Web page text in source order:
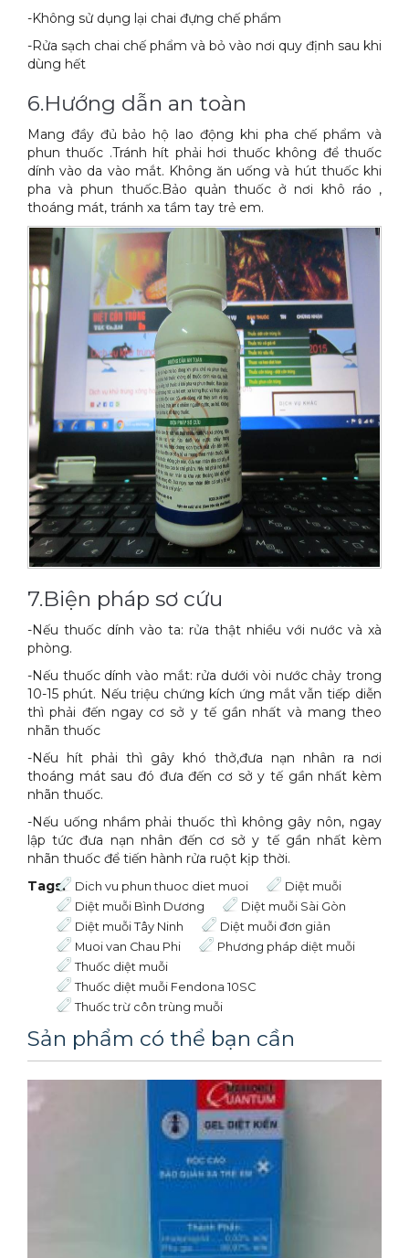
-Không sử dụng lại chai đựng chế phẩm
-Rửa sạch chai chế phẩm và bỏ vào nơi quy định sau khi
dùng hết
6.Hướng dẫn an toàn
Mang đầy đủ bảo hộ lao động khi pha chế phẩm và
phun thuốc .Tránh hít phải hơi thuốc không để thuốc
dính vào da vào mắt. Không ăn uống và hút thuốc khi
pha và phun thuốc.Bảo quản thuốc ở nơi khô ráo ,
thoáng mát, tránh xa tầm tay trẻ em.
7.Biện pháp sơ cứu
-Nếu thuốc dính vào ta: rửa thật nhiều với nước và xà
phòng.
-Nếu thuốc dính vào mắt: rửa dưới vòi nước chảy trong
10-15 phút. Nếu triệu chứng kích ứng mắt vẫn tiếp diễn
thì phải đến ngay cơ sở y tế gần nhất và mang theo
nhãn thuốc
-Nếu hít phải thì gây khó thở,đưa nạn nhân ra nơi
thoáng mát sau đó đưa đến cơ sở y tế gần nhất kèm
nhãn thuốc.
-Nếu uống nhầm phải thuốc thì không gây nôn, ngay
lập tức đưa nạn nhân đến cơ sở y tế gần nhất kèm
nhãn thuốc để tiến hành rửa ruột kịp thời.
Tags: Dich vu phun thuoc diet muoi
Diệt muỗi
Diệt muỗi Bình Dương
Diệt muỗi Sài Gòn
Diệt muỗi Tây Ninh
Diệt muỗi đơn giản
Muoi van Chau Phi
Phương pháp diệt muỗi
Thuốc diệt muỗi
Thuốc diệt muỗi Fendona 10SC
Thuốc trừ côn trùng muỗi
Sản phẩm có thể bạn cần